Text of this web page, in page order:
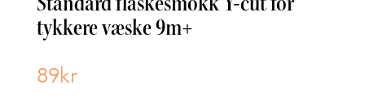
Standard flaskesmokk Y-cut for
tykkere væske 9m+
89kr